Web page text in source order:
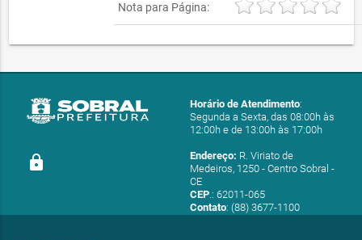
Nota para Página:
lock
Horário de Atendimento:
Segunda a Sexta, das 08:00h às
12:00h e de 13:00h às 17:00h
Endereço: R. Viriato de
Medeiros, 1250 - Centro Sobral -
CE
CEP.: 62011-065
Contato: (88) 3677-1100